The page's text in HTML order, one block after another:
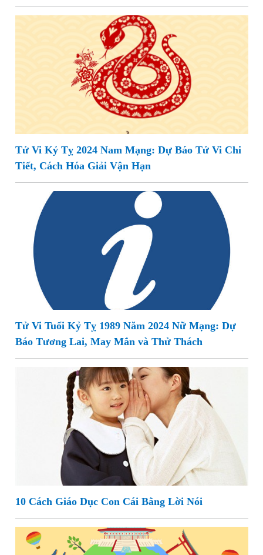
Tử Vi Kỷ Tỵ 2024 Nam Mạng: Dự Báo Tử Vi Chi
Tiết, Cách Hóa Giải Vận Hạn
Tử Vi Tuổi Kỷ Tỵ 1989 Năm 2024 Nữ Mạng: Dự
Báo Tương Lai, May Mắn và Thử Thách
10 Cách Giáo Dục Con Cái Bằng Lời Nói